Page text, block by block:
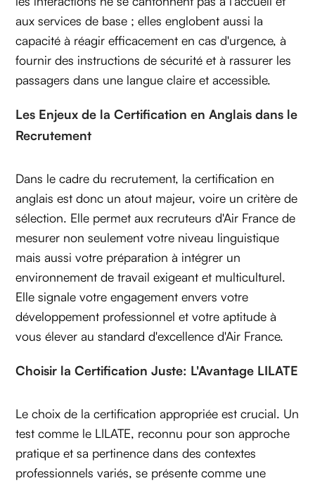
aux services de base ; elles englobent aussi la
capacité à réagir efficacement en cas d'urgence, à
fournir des instructions de sécurité et à rassurer les
passagers dans une langue claire et accessible.
Les Enjeux de la Certification en Anglais dans le
Recrutement
Dans le cadre du recrutement, la certification en
anglais est donc un atout majeur, voire un critère de
sélection. Elle permet aux recruteurs d'Air France de
mesurer non seulement votre niveau linguistique
mais aussi votre préparation à intégrer un
environnement de travail exigeant et multiculturel.
Elle signale votre engagement envers votre
développement professionnel et votre aptitude à
vous élever au standard d'excellence d'Air France.
Choisir la Certification Juste: L'Avantage LILATE
Le choix de la certification appropriée est crucial. Un
test comme le LILATE, reconnu pour son approche
pratique et sa pertinence dans des contextes
professionnels variés, se présente comme une